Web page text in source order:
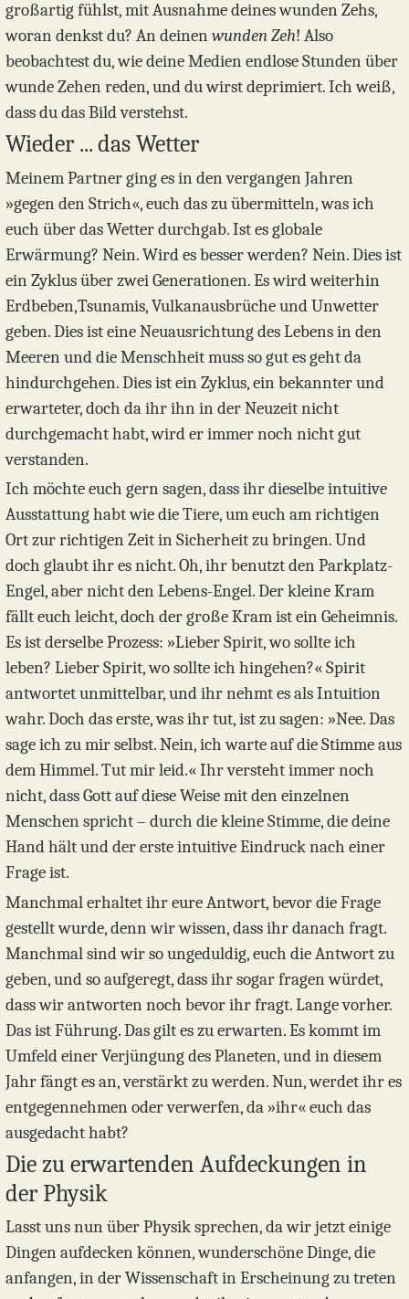
großartig fühlst, mit Ausnahme deines wunden Zehs,
woran denkst du? An deinenwunden Zeh! Also
beobachtest du, wie deine Medien endlose Stunden über
wunde Zehen reden, und du wirst deprimiert. Ich weiß,
dass du das Bild verstehst.
Wieder ... das Wetter
Meinem Partner ging es in den vergangen Jahren
»gegen den Strich«, euch das zu übermitteln, was ich
euch über das Wetter durchgab. Ist es globale
Erwärmung? Nein. Wird es besser werden? Nein. Dies ist
ein Zyklus über zwei Generationen. Es wird weiterhin
Erdbeben,Tsunamis, Vulkanausbrüche und Unwetter
geben. Dies ist eine Neuausrichtung des Lebens in den
Meeren und die Menschheit muss so gut es geht da
hindurchgehen. Dies ist ein Zyklus, ein bekannter und
erwarteter, doch da ihr ihn in der Neuzeit nicht
durchgemacht habt, wird er immer noch nicht gut
verstanden.
Ich möchte euch gern sagen, dass ihr dieselbe intuitive
Ausstattung habt wie die Tiere, um euch am richtigen
Ort zur richtigen Zeit in Sicherheit zu bringen. Und
doch glaubt ihr es nicht. Oh, ihr benutzt den Parkplatz-
Engel, aber nicht den Lebens-Engel. Der kleine Kram
fällt euch leicht, doch der große Kram ist ein Geheimnis.
Es ist derselbe Prozess: »Lieber Spirit, wo sollte ich
leben? Lieber Spirit, wo sollte ich hingehen?« Spirit
antwortet unmittelbar, und ihr nehmt es als Intuition
wahr. Doch das erste, was ihr tut, ist zu sagen: »Nee. Das
sage ich zu mir selbst. Nein, ich warte auf die Stimme aus
dem Himmel. Tut mir leid.« Ihr versteht immer noch
nicht, dass Gott auf diese Weise mit den einzelnen
Menschen spricht – durch die kleine Stimme, die deine
Hand hält und der erste intuitive Eindruck nach einer
Frage ist.
Manchmal erhaltet ihr eure Antwort, bevor die Frage
gestellt wurde, denn wir wissen, dass ihr danach fragt.
Manchmal sind wir so ungeduldig, euch die Antwort zu
geben, und so aufgeregt, dass ihr sogar fragen würdet,
dass wir antworten noch bevor ihr fragt. Lange vorher.
Das ist Führung. Das gilt es zu erwarten. Es kommt im
Umfeld einer Verjüngung des Planeten, und in diesem
Jahr fängt es an, verstärkt zu werden. Nun, werdet ihr es
entgegennehmen oder verwerfen, da »ihr« euch das
ausgedacht habt?
Die zu erwartenden Aufdeckungen in
der Physik
Lasst uns nun über Physik sprechen, da wir jetzt einige
Dingen aufdecken können, wunderschöne Dinge, die
anfangen, in der Wissenschaft in Erscheinung zu treten